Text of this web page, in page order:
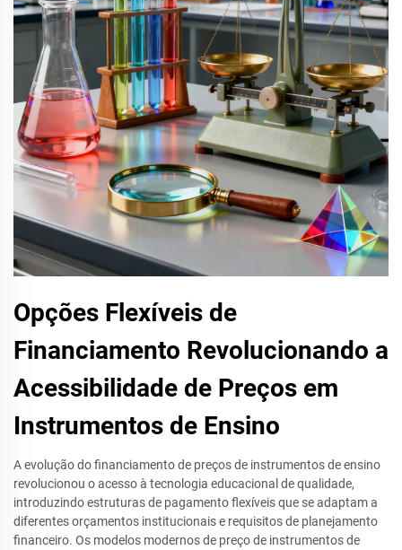
Opções Flexíveis de
Financiamento Revolucionando a
Acessibilidade de Preços em
Instrumentos de Ensino
A evolução do financiamento de preços de instrumentos de ensino
revolucionou o acesso à tecnologia educacional de qualidade,
introduzindo estruturas de pagamento flexíveis que se adaptam a
diferentes orçamentos institucionais e requisitos de planejamento
financeiro. Os modelos modernos de preço de instrumentos de